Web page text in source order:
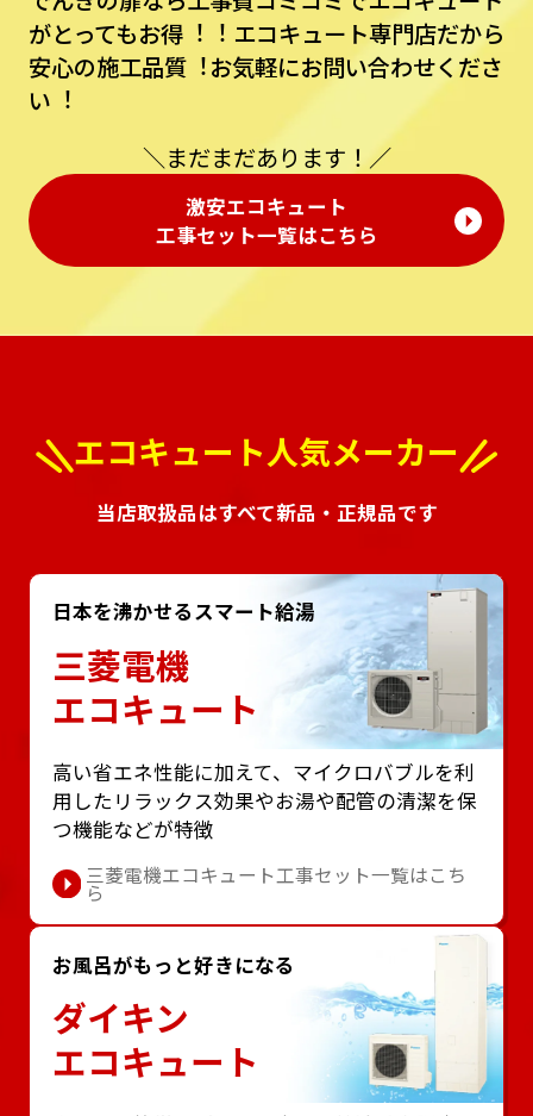
がとってもお得︕︕ エコキュート専⾨店だから
安⼼の施⼯品質︕お気軽にお問い合わせくださ
い︕
＼まだまだあります！／
激安エコキュート
⼯事セット⼀覧はこちら
エコキュート人気メーカー
当店取扱品はすべて新品・正規品です
日本を沸かせるスマート給湯
三菱電機
エコキュート
⾼い省エネ性能に加えて、マイクロバブルを利
⽤したリラックス効果やお湯や配管の清潔を保
つ機能などが特徴
三菱電機エコキュート工事セット一覧はこち
ら
お風呂がもっと好きになる
ダイキン
エコキュート